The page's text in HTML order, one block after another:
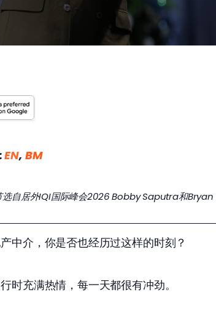
EN, BM
选自居外IQI国际峰会2026 Bobby Saputra和Bryan
中介，你是否也经历过这样的时刻？
时充满热情，每一天都很有冲劲。